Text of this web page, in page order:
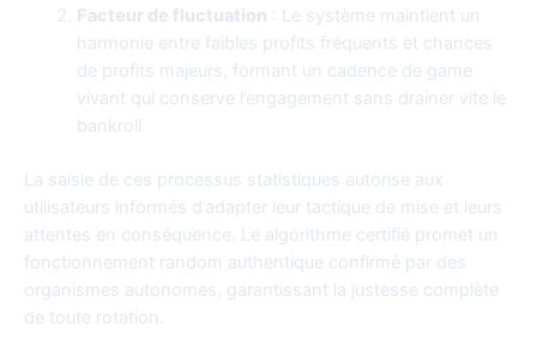
Facteur de fluctuation : Le système maintient un
harmonie entre faibles profits fréquents et chances
de profits majeurs, formant un cadence de game
vivant qui conserve l’engagement sans drainer vite le
bankroll
La saisie de ces processus statistiques autorise aux
utilisateurs informés d’adapter leur tactique de mise et leurs
attentes en conséquence. Le algorithme certifié promet un
fonctionnement random authentique confirmé par des
organismes autonomes, garantissant la justesse complète
de toute rotation.